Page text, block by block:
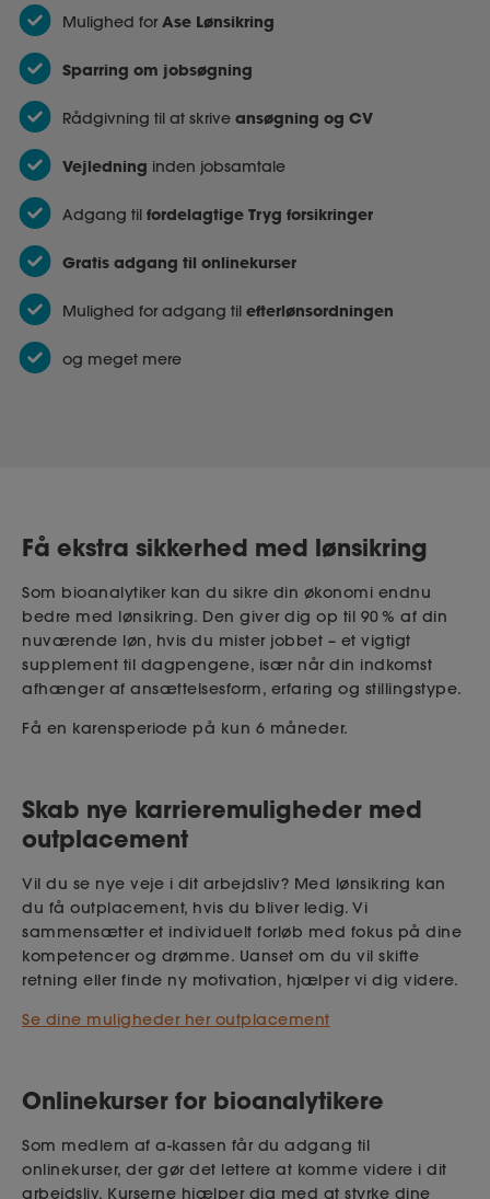
Mulighed forAse Lønsikring
Sparring om jobsøgning
Rådgivning til at skrive ansøgning og CV
Vejledning inden jobsamtale
Adgang til fordelagtige Tryg forsikringer
Gratis adgang til onlinekurser
Mulighed for adgang til efterlønsordningen
og meget mere
Få ekstra sikkerhed med lønsikring
Som bioanalytiker kan du sikre din økonomi endnu
bedre med lønsikring. Den giver dig op til 90 % af din
nuværende løn, hvis du mister jobbet – et vigtigt
supplement til dagpengene, især når din indkomst
afhænger af ansættelsesform, erfaring og stillingstype.
Få en karensperiode på kun 6 måneder.
Skab nye karrieremuligheder med
outplacement
Vil du se nye veje i dit arbejdsliv? Med lønsikring kan
du få outplacement, hvis du bliver ledig. Vi
sammensætter et individuelt forløb med fokus på dine
kompetencer og drømme. Uanset om du vil skifte
retning eller finde ny motivation, hjælper vi dig videre.
Se dine muligheder her outplacement
Onlinekurser for bioanalytikere
Som medlem af a-kassen får du adgang til
onlinekurser, der gør det lettere at komme videre i dit
arbejdsliv. Kurserne hjælper dig med at styrke dine